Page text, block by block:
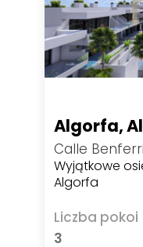
Algorfa,
Calle Benferri
Wyjątkowe
Algorfa
Liczba pokoi
3